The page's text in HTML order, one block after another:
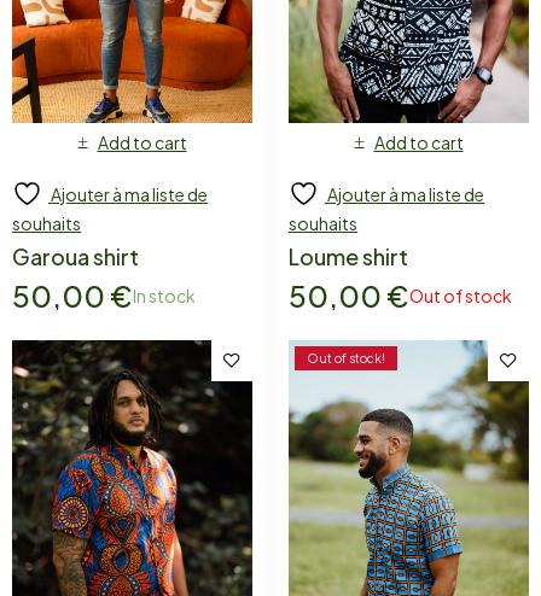
Add to cart
Ajouter à ma liste de
souhaits
Garoua shirt
50,00 €In stock
Add to cart
Ajouter à ma liste de
souhaits
Loume shirt
50,00 €Out of stock
Out of stock!